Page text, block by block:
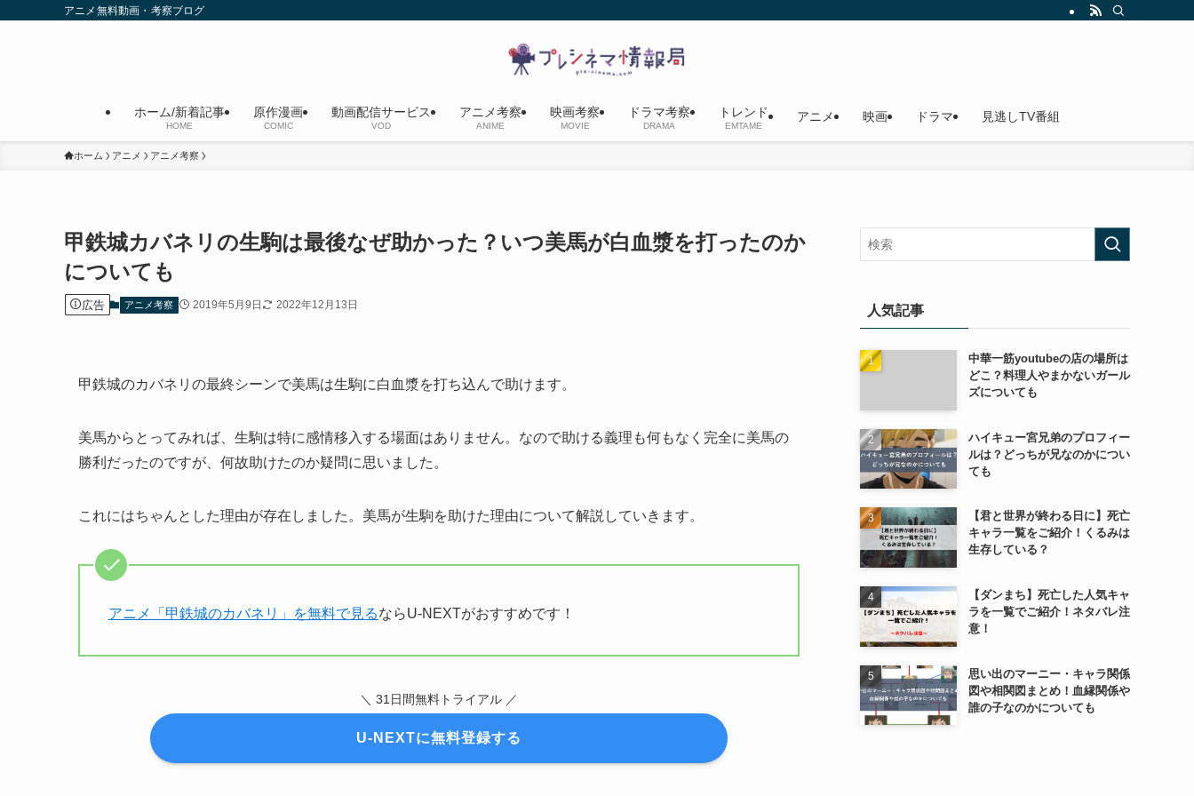
アニメ無料動画・考察ブログ
ホーム/新着記事
HOME
原作漫画
COMIC
動画配信サービス
VOD
アニメ考察
ANIME
映画考察
MOVIE
ドラマ考察
DRAMA
トレンド
EMTAME
アニメ 映画 ドラマ 見逃しTV番組
ホーム アニメ アニメ考察
甲鉄城カバネリの生駒は最後なぜ助かった？いつ美馬が白血漿を打ったのか
についても
広告 アニメ考察 2019年5月9日 2022年12月13日
甲鉄城のカバネリの最終シーンで美馬は生駒に白血漿を打ち込んで助けます。
美馬からとってみれば、生駒は特に感情移入する場面はありません。なので助ける義理も何もなく完全に美馬の
勝利だったのですが、何故助けたのか疑問に思いました。
これにはちゃんとした理由が存在しました。美馬が生駒を助けた理由について解説していきます。
アニメ「甲鉄城のカバネリ」を無料で見るならU-NEXTがおすすめです！
＼ 31日間無料トライアル ／
U-NEXTに無料登録する
人気記事
中華一筋youtubeの店の場所は
どこ？料理人やまかないガール
ズについても
ハイキュー宮兄弟のプロフィー
ルは？どっちが兄なのかについ
ても
【君と世界が終わる日に】死亡
キャラ一覧をご紹介！くるみは
生存している？
【ダンまち】死亡した人気キャ
ラを一覧でご紹介！ネタバレ注
意！
思い出のマーニー・キャラ関係
図や相関図まとめ！血縁関係や
誰の子なのかについても